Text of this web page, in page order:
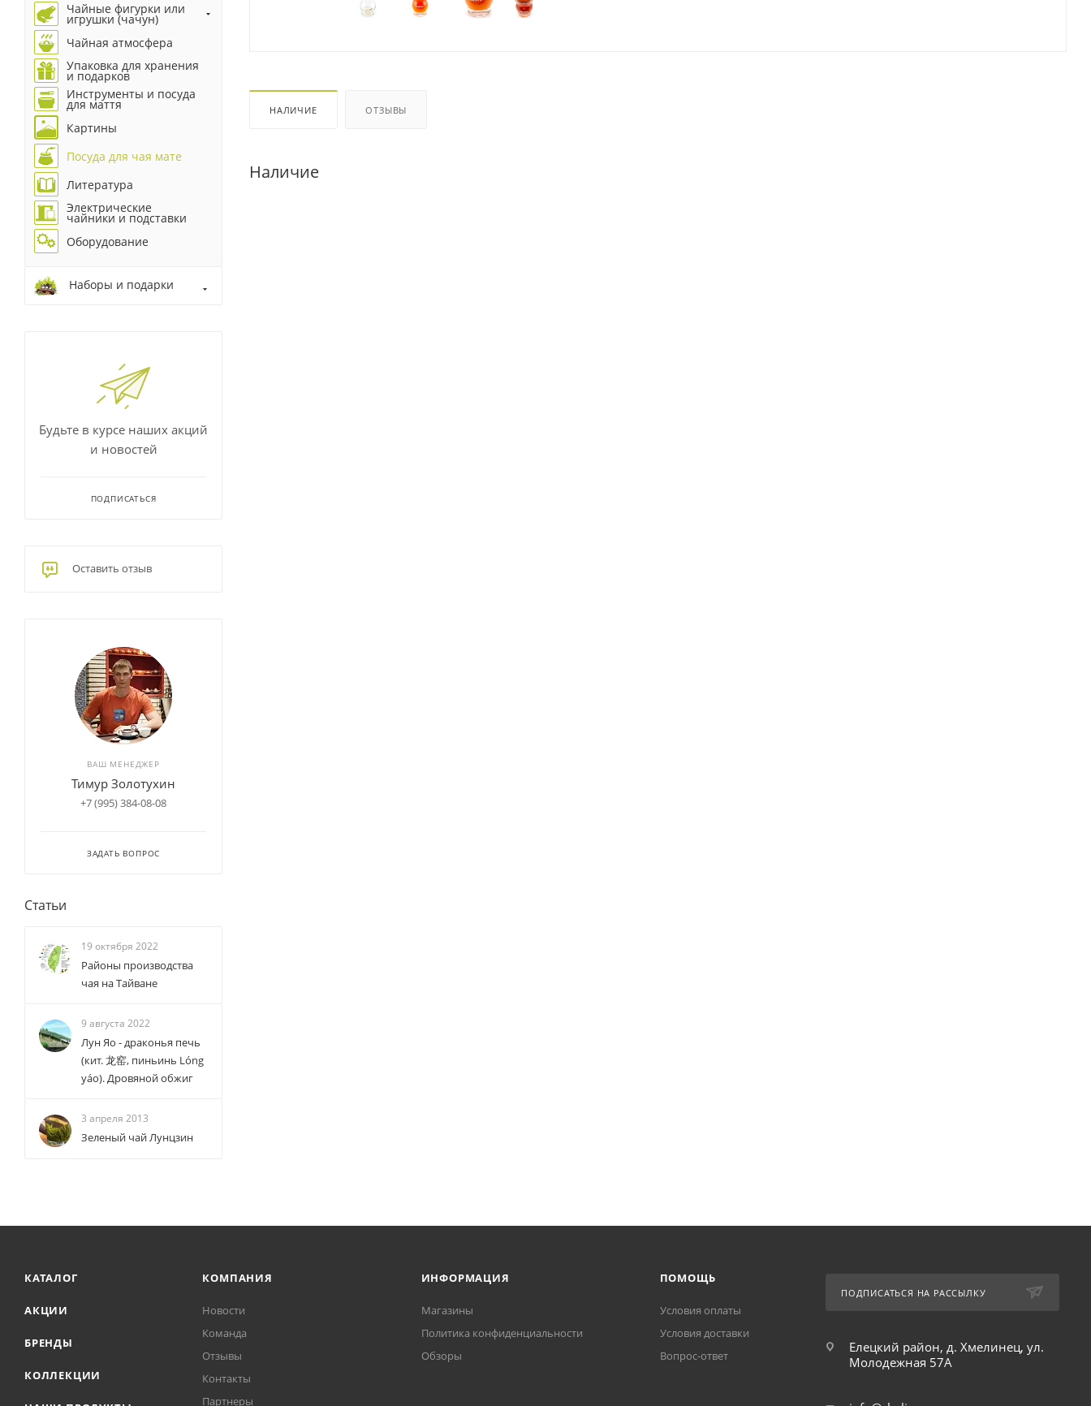
НАЛИЧИЕ ОТЗЫВЫ
Наличие
Чайные фигурки или
игрушки (чачун)
Чайная атмосфера
Упаковка для хранения
и подарков
Инструменты и посуда
для маття
Картины
Посуда для чая мате
Литература
Электрические
чайники и подставки
Оборудование
Наборы и подарки
Будьте в курсе наших акций
и новостей
ПОДПИСАТЬСЯ
Оставить отзыв
ВАШ МЕНЕДЖЕР
Тимур Золотухин
+7 (995) 384-08-08
ЗАДАТЬ ВОПРОС
Статьи
19 октября 2022
Районы производства
чая на Тайване
9 августа 2022
Лун Яо - драконья печь
(кит. 龙窑, пиньинь Lóng
yáo). Дровяной обжиг
3 апреля 2013
Зеленый чай Лунцзин
КАТАЛОГ
АКЦИИ
БРЕНДЫ
КОЛЛЕКЦИИ
КОМПАНИЯ
Новости
Команда
Отзывы
Контакты
Партнеры
ИНФОРМАЦИЯ
Магазины
Политика конфиденциальности
Обзоры
ПОМОЩЬ
Условия оплаты
Условия доставки
Вопрос-ответ
ПОДПИСАТЬСЯ НА РАССЫЛКУ
Елецкий район, д. Хмелинец, ул.
Молодежная 57А